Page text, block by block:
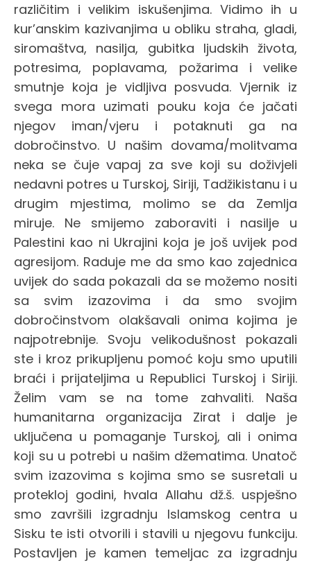
različitim i velikim iskušenjima. Vidimo ih u
kur’anskim kazivanjima u obliku straha, gladi,
siromaštva, nasilja, gubitka ljudskih života,
potresima, poplavama, požarima i velike
smutnje koja je vidljiva posvuda. Vjernik iz
svega mora uzimati pouku koja će jačati
njegov iman/vjeru i potaknuti ga na
dobročinstvo. U našim dovama/molitvama
neka se čuje vapaj za sve koji su doživjeli
nedavni potres u Turskoj, Siriji, Tadžikistanu i u
drugim mjestima, molimo se da Zemlja
miruje. Ne smijemo zaboraviti i nasilje u
Palestini kao ni Ukrajini koja je još uvijek pod
agresijom. Raduje me da smo kao zajednica
uvijek do sada pokazali da se možemo nositi
sa svim izazovima i da smo svojim
dobročinstvom olakšavali onima kojima je
najpotrebnije. Svoju velikodušnost pokazali
ste i kroz prikupljenu pomoć koju smo uputili
braći i prijateljima u Republici Turskoj i Siriji.
Želim vam se na tome zahvaliti. Naša
humanitarna organizacija Zirat i dalje je
uključena u pomaganje Turskoj, ali i onima
koji su u potrebi u našim džematima. Unatoč
svim izazovima s kojima smo se susretali u
protekloj godini, hvala Allahu dž.š. uspješno
smo završili izgradnju Islamskog centra u
Sisku te isti otvorili i stavili u njegovu funkciju.
Postavljen je kamen temeljac za izgradnju